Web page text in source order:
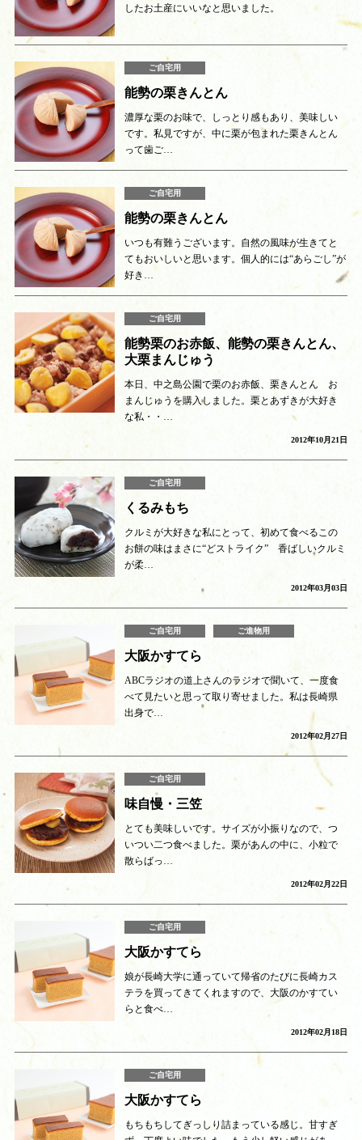
したお土産にいいなと思いました。
ご自宅用
能勢の栗きんとん
濃厚な栗のお味で、しっとり感もあり、美味しい
です。私見ですが、中に栗が包まれた栗きんとん
って歯ご…
ご自宅用
能勢の栗きんとん
いつも有難うございます。自然の風味が生きてと
てもおいしいと思います。個人的には“あらごし”が
好き…
ご自宅用
能勢栗のお赤飯、能勢の栗きんとん、
大栗まんじゅう
本日、中之島公園で栗のお赤飯、栗きんとん お
まんじゅうを購入しました。栗とあずきが大好き
な私・・…
2012年10月21日
ご自宅用
くるみもち
クルミが大好きな私にとって、初めて食べるこの
お餅の味はまさに“どストライク” 香ばしいクルミ
が柔…
2012年03月03日
ご自宅用 ご進物用
大阪かすてら
ABCラジオの道上さんのラジオで聞いて、一度食
べて見たいと思って取り寄せました。私は長崎県
出身で…
2012年02月27日
ご自宅用
味自慢・三笠
とても美味しいです。サイズが小振りなので、つ
いつい二つ食べました。栗があんの中に、小粒で
散らばっ…
2012年02月22日
ご自宅用
大阪かすてら
娘が長崎大学に通っていて帰省のたびに長崎カス
テラを買ってきてくれますので、大阪のかすてい
らと食べ…
2012年02月18日
ご自宅用
大阪かすてら
もちもちしてぎっしり詰まっている感じ。甘すぎ